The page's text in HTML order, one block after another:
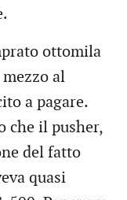
ottomila
al
a pagare.
che il pusher,
del fatto
quasi